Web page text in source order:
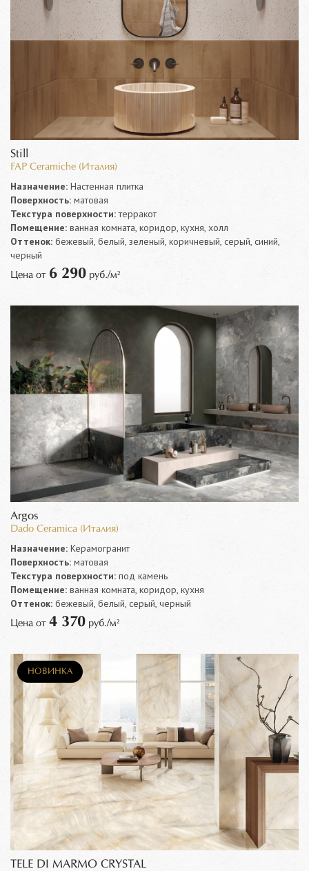
Still
FAP Ceramiche (Италия)
Назначение: Настенная плитка
Поверхность: матовая
Текстура поверхности:терракот
Помещение: ванная комната, коридор, кухня, холл
Оттенок: бежевый, белый, зеленый, коричневый, серый, синий,
черный
Цена от 6 290 руб./м²
Argos
Dado Ceramica (Италия)
Назначение: Керамогранит
Поверхность: матовая
Текстура поверхности: под камень
Помещение: ванная комната, коридор, кухня
Оттенок: бежевый, белый, серый, черный
Цена от 4 370 руб./м²
НОВИНКА
TELE DI MARMO CRYSTAL